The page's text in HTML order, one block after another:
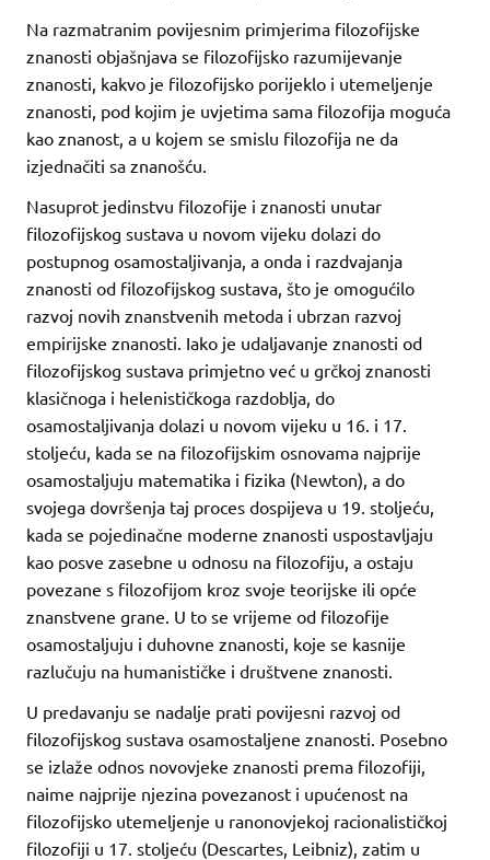
Na razmatranim povijesnim primjerima filozofijske
znanosti objašnjava se filozofijsko razumijevanje
znanosti, kakvo je filozofijsko porijeklo i utemeljenje
znanosti, pod kojim je uvjetima sama filozofija moguća
kao znanost, a u kojem se smislu filozofija ne da
izjednačiti sa znanošću.
Nasuprot jedinstvu filozofije i znanosti unutar
filozofijskog sustava u novom vijeku dolazi do
postupnog osamostaljivanja, a onda i razdvajanja
znanosti od filozofijskog sustava, što je omogućilo
razvoj novih znanstvenih metoda i ubrzan razvoj
empirijske znanosti. Iako je udaljavanje znanosti od
filozofijskog sustava primjetno već u grčkoj znanosti
klasičnoga i helenističkoga razdoblja, do
osamostaljivanja dolazi u novom vijeku u 16. i 17.
stoljeću, kada se na filozofijskim osnovama najprije
osamostaljuju matematika i fizika (Newton), a do
svojega dovršenja taj proces dospijeva u 19. stoljeću,
kada se pojedinačne moderne znanosti uspostavljaju
kao posve zasebne u odnosu na filozofiju, a ostaju
povezane s filozofijom kroz svoje teorijske ili opće
znanstvene grane. U to se vrijeme od filozofije
osamostaljuju i duhovne znanosti, koje se kasnije
razlučuju na humanističke i društvene znanosti.
U predavanju se nadalje prati povijesni razvoj od
filozofijskog sustava osamostaljene znanosti. Posebno
se izlaže odnos novovjeke znanosti prema filozofiji,
naime najprije njezina povezanost i upućenost na
filozofijsko utemeljenje u ranonovjekoj racionalističkoj
filozofiji u 17. stoljeću (Descartes, Leibniz), zatim u